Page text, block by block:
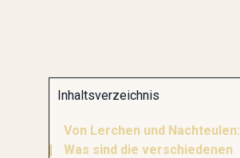
Inhaltsverzeichnis
Von Lerchen und Nachteulen:
Was sind die verschiedenen